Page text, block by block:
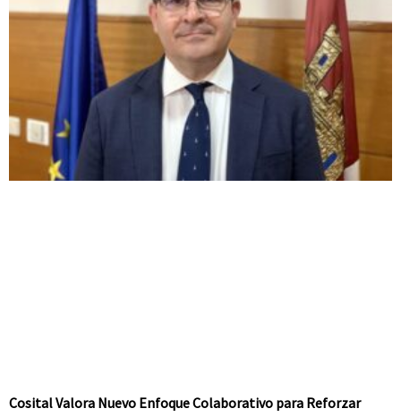
Cosital Valora Nuevo Enfoque Colaborativo para Reforzar